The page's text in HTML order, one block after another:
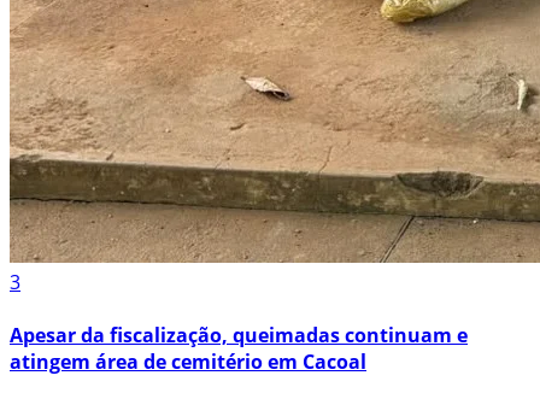
3
Apesar da fiscalização, queimadas continuam e
atingem área de cemitério em Cacoal